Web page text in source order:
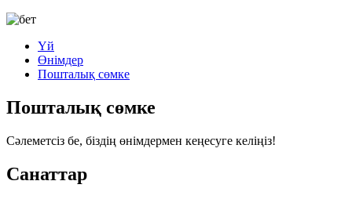
Үй
Өнімдер
Пошталық сөмке
Пошталық сөмке
Сәлеметсіз бе, біздің өнімдермен кеңесуге келіңіз!
Санаттар